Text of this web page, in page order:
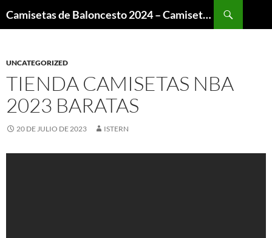
Camisetas de Baloncesto 2024 – Camisetas NBA
UNCATEGORIZED
TIENDA CAMISETAS NBA
2023 BARATAS
20 DE JULIO DE 2023 ISTERN